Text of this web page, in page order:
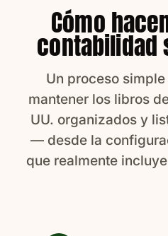
Cómo
contabilidad
Un proceso
mantener los libros
UU. organizados y
— desde la
que realmente